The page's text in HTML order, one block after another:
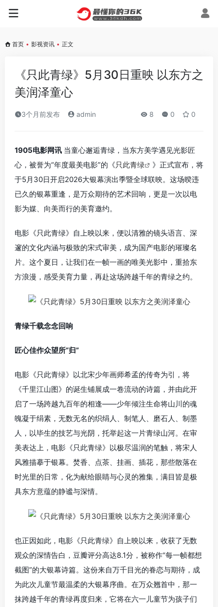
首页 • 影视资讯 • 正文
《只此青绿》5月30日重映 以东方之
美润泽童心
3个月前发布 admin 8 0 0
1905电影网讯 当童心邂逅青绿，当东方美学遇见光影匠
心，被誉为“年度最美电影”的《只此青绿
》正式宣布，将
于5月30日开启2026大银幕演出季暨全球联映。这场暌违
已久的银幕重逢，是万众期待的艺术回响，更是一次以电
影为媒、向美而行的美育邀约。
电影《只此青绿》自上映以来，便以清雅的镜头语言、深
邃的文化内涵与极致的宋式审美，成为国产电影的璀璨名
片。这个夏日，让我们在一帧一画的唯美光影中，重拾东
方浪漫，感受美育力量，再赴这场跨越千年的青绿之约。
青绿千载念念回响
匠心佳作众望所“归”
电影《只此青绿》以北宋少年画师希孟的传奇为引，将
《千里江山图》的诞生铺展成一卷流动的诗篇，并由此开
启了一场跨越九百年的相逢——少年倾注生命将山川的魂
魄凝于绢素，无数无名的织绢人、制笔人、磨石人、制墨
人，以毕生的技艺与光阴，托举起这一片青绿山河。在审
美表达上，电影《只此青绿》以极尽温润的笔触，将宋人
风雅描摹于银幕。焚香、点茶、挂画、插花，那些散落在
时光里的日常，化为献给眼睛与心灵的雅集，满目皆是极
具东方意蕴的静谧与深情。
也正因如此，电影《只此青绿》自上映以来，收获了无数
观众的深情告白，豆瓣评分高达8.1分，被称作“每一帧都想
截图”的大银幕诗篇。这份来自万千目光的眷恋与期待，成
为此次儿童节最温柔的大银幕序曲。在万众翘首中，那一
抹跨越千年的青绿再度归来，它将在六一儿童节为孩子们